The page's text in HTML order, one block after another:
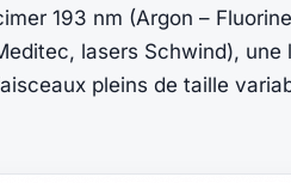
193 nm (Argon –
lasers Schwind),
pleins de taille